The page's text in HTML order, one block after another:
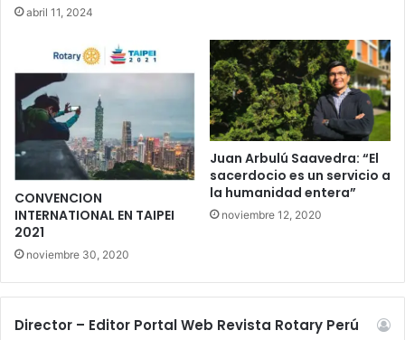
abril 11, 2024
CONVENCION
INTERNATIONAL EN TAIPEI
2021
noviembre 30, 2020
Juan Arbulú Saavedra: “El
sacerdocio es un servicio a
la humanidad entera”
noviembre 12, 2020
Director – Editor Portal Web Revista Rotary Perú